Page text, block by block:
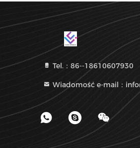
Tel.：86--18610607930
Wiadomość e-mail：